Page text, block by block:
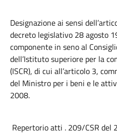
Designazione ai sensi
decreto legislativo 28 agosto
componente in seno al
dell’Istituto superiore per la
(ISCR), di cui all’articolo 3,
del Ministro per i beni e le
2008.
Repertorio atti . 209/CSR del